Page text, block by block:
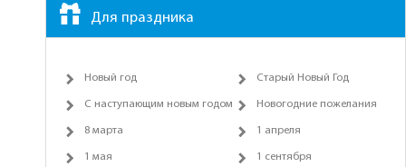
Для праздника
Новый год Старый Новый Год
С наступающим новым годом Новогодние пожелания
8 марта 1 апреля
1 мая 1 сентября